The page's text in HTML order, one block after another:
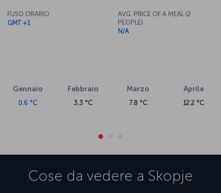
FUSO ORARIO
GMT +1
AVG. PRICE OF A MEAL (2
PEOPLE)
N/A
Gennaio
0.6 °C
Febbraio
3.3 °C
Marzo
7.8 °C
Aprile
12.2 °C
Cose da vedere a Skopje